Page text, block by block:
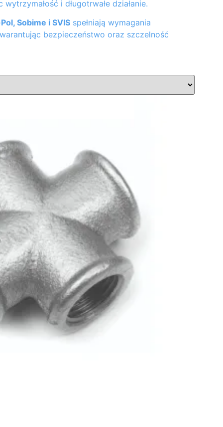
i długotrwałe działanie.
Sobime i SVIS spełniają wymagania
bezpieczeństwo oraz szczelność